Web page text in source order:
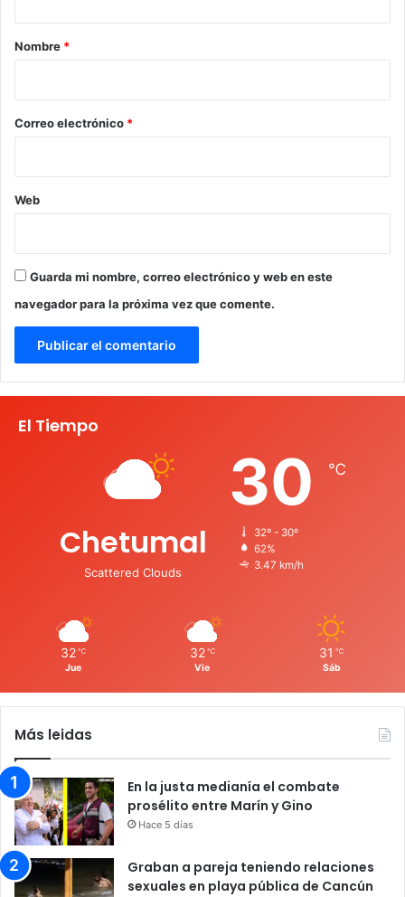
r
*
Nombre *
Correo electrónico *
Web
Guarda mi nombre, correo electrónico y web en este
navegador para la próxima vez que comente.
El Tiempo
Chetumal
Scattered Clouds
30 ℃
32º - 30º
62%
3.47 km/h
32 ℃
Jue
32 ℃
Vie
31 ℃
Sáb
Más leidas
En la justa medianía el combate
prosélito entre Marín y Gino
Hace 5 días
Graban a pareja teniendo relaciones
sexuales en playa pública de Cancún